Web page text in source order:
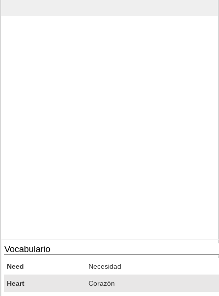
Vocabulario
Need Necesidad
Heart Corazón